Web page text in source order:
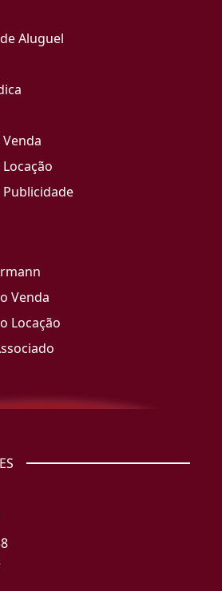
Aluguel
Venda
Locação